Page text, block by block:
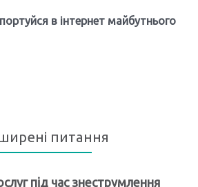
в інтернет майбутнього
питання
під час знеструмлення